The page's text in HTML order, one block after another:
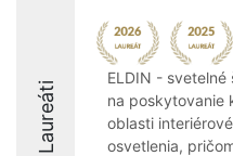
Laureáti
ELDIN - svetelné
na poskytovanie
oblasti
osvetlenia,